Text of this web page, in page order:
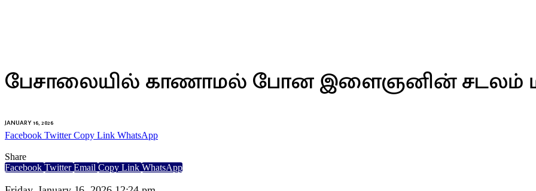
பேசாலையில் காணாமல் போன இளைஞனின் சடலம்
JANUARY 16, 2026
Facebook Twitter Copy Link WhatsApp
Share
Facebook Twitter Email Copy Link WhatsApp